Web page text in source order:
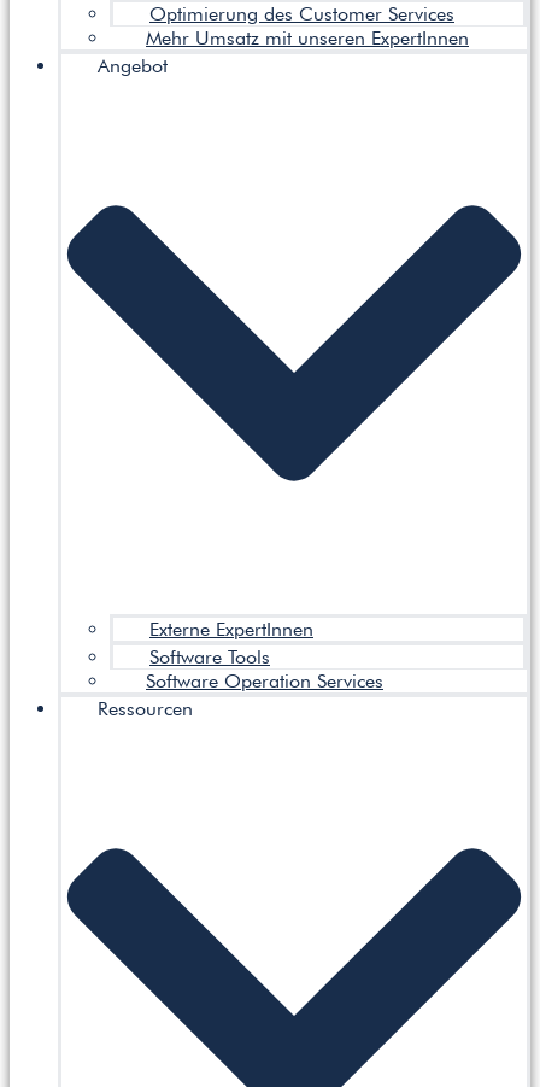
Optimierung des Customer Services
Mehr Umsatz mit unseren ExpertInnen
Angebot
Externe ExpertInnen
Software Tools
Software Operation Services
Ressourcen